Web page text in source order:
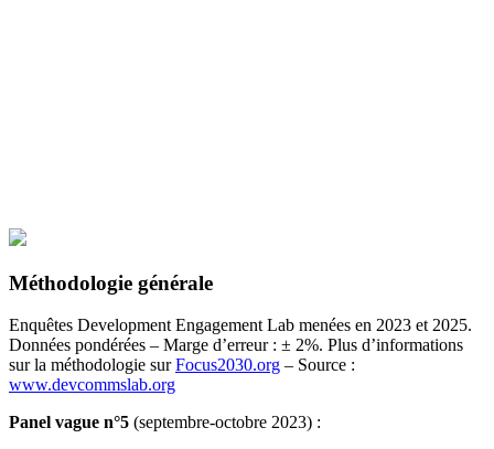
Méthodologie générale
Enquêtes Development Engagement Lab menées en 2023 et 2025.
Données pondérées – Marge d’erreur : ± 2%. Plus d’informations
sur la méthodologie surFocus2030.org – Source :
www.devcommslab.org
Panel vague n°5 (septembre-octobre 2023) :